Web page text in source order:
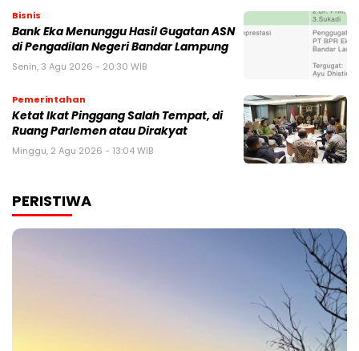
Bisnis
Bank Eka Menunggu Hasil Gugatan ASN
di Pengadilan Negeri Bandar Lampung
Senin, 3 Agu 2026 - 20:30 WIB
Pemerintahan
Ketat Ikat Pinggang Salah Tempat, di
Ruang Parlemen atau Dirakyat
Minggu, 2 Agu 2026 - 13:04 WIB
PERISTIWA